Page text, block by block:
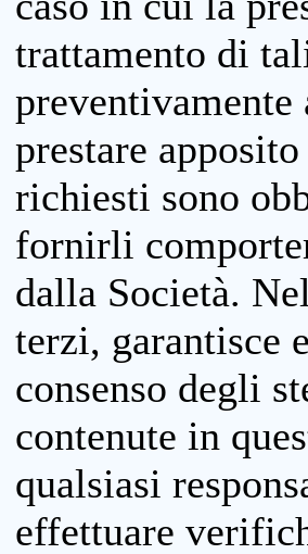
trattamento di
prestare
richiesti sono
fornirli
dalla Società.
terzi, garantisce
consenso degli
contenute in
qualsiasi
effettuare